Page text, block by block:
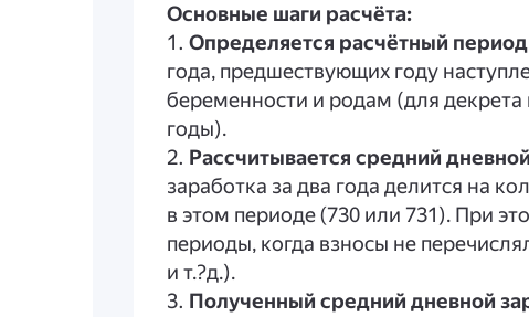
Основные шаги расчёта:
1.Определяется расчётный период
года, предшествующих году
беременности и родам (для декрета
годы).
2. Рассчитывается средний
заработка за два года делится на
в этом периоде (730 или 731). При
периоды, когда взносы не
и т.?д.).
3. Полученный средний дневной